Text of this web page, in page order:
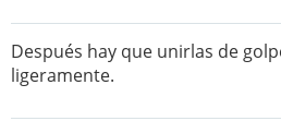
Después hay que unirlas de
ligeramente.